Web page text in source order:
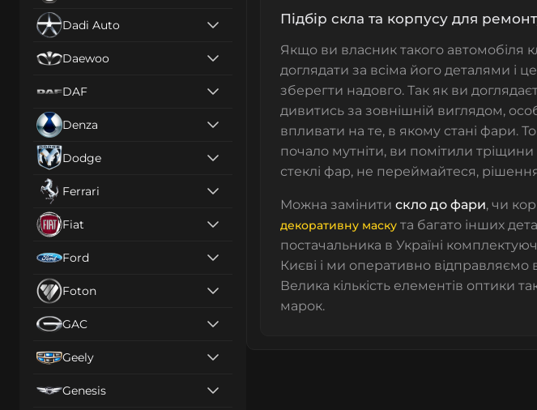
Dadi Auto
Daewoo
DAF
Denza
Dodge
Ferrari
Fiat
Ford
Foton
GAC
Geely
Genesis
Підбір скла та корпусу для
Якщо ви власник такого автомобіля
доглядати за всіма його деталями і
зберегти надовго. Так як ви
дивитись за зовнішній виглядом,
впливати на те, в якому стані фари.
почало мутніти, ви помітили
стеклі фар, не переймайтеся,
Можна замінити скло до фари, чи
декоративну маску та багато інших
постачальника в Україні
Києві і ми оперативно
Велика кількість елементів оптики
марок.